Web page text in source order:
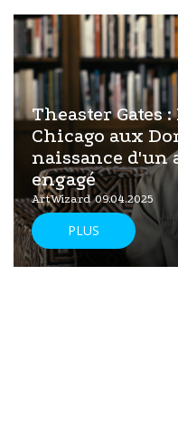
Theaster Gates
Chicago aux
naissance d'un
engagé
ArtWizard 09.04.2025
PLUS